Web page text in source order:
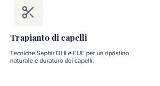
Trapianto di capelli
Tecniche Saphir DHI e FUE per un ripristino
naturale e duraturo dei capelli.